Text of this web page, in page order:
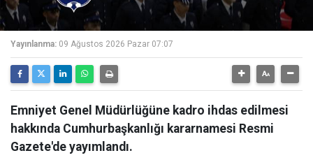
Yayınlanma: 09 Ağustos 2026 Pazar 07:07
Emniyet Genel Müdürlüğüne kadro ihdas edilmesi
hakkında Cumhurbaşkanlığı kararnamesi Resmi
Gazete'de yayımlandı.